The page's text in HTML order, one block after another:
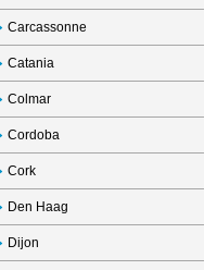
Carcassonne
Catania
Colmar
Cordoba
Cork
Den Haag
Dijon